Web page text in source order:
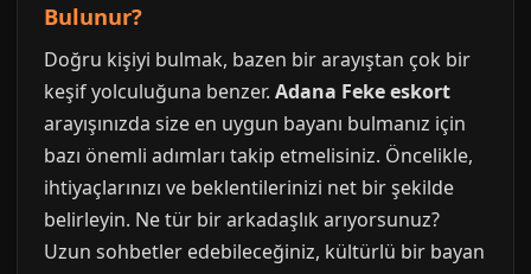
Bulunur?
Doğru kişiyi bulmak, bazen bir arayıştan çok bir
keşif yolculuğuna benzer. Adana Feke eskort
arayışınızda size en uygun bayanı bulmanız için
bazı önemli adımları takip etmelisiniz. Öncelikle,
ihtiyaçlarınızı ve beklentilerinizi net bir şekilde
belirleyin. Ne tür bir arkadaşlık arıyorsunuz?
Uzun sohbetler edebileceğiniz, kültürlü bir bayan